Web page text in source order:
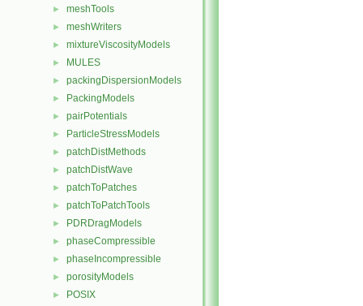
► meshTools
► meshWriters
► mixtureViscosityModels
► MULES
► packingDispersionModels
► PackingModels
► pairPotentials
► ParticleStressModels
► patchDistMethods
► patchDistWave
► patchToPatches
► patchToPatchTools
► PDRDragModels
► phaseCompressible
► phaseIncompressible
► porosityModels
► POSIX